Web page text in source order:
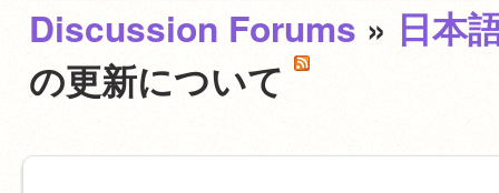
Discussion Forums » 日本
の更新について